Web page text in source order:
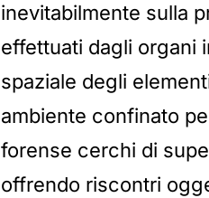
inevitabilmente sulla
effettuati dagli organi
spaziale degli
ambiente confinato
forense cerchi di
offrendo riscontri